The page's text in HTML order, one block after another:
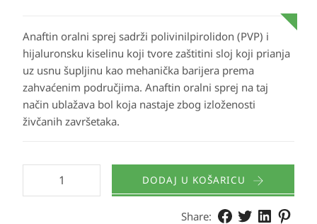
Anaftin oralni sprej sadrži polivinilpirolidon (PVP) i
hijaluronsku kiselinu koji tvore zaštitini sloj koji prianja
uz usnu šupljinu kao mehanička barijera prema
zahvaćenim područjima. Anaftin oralni sprej na taj
način ublažava bol koja nastaje zbog izloženosti
živčanih završetaka.
DODAJ U KOŠARICU
Share: